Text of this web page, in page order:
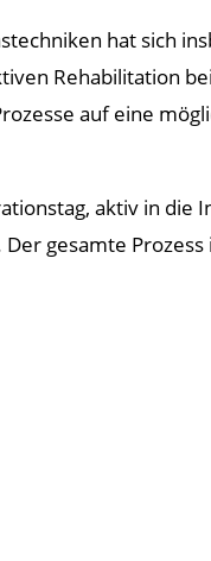
hat sich
Rehabilitation
auf eine
aktiv in die
gesamte